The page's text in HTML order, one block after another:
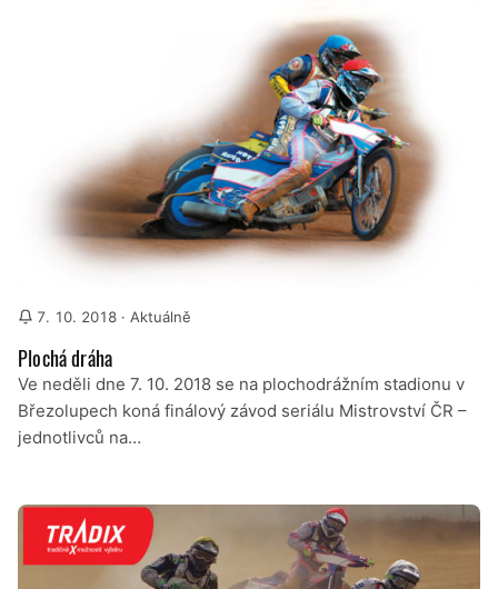
7. 10. 2018 · Aktuálně
Plochá dráha
Ve neděli dne 7. 10. 2018 se na plochodrážním stadionu v
Březolupech koná finálový závod seriálu Mistrovství ČR –
jednotlivců na…